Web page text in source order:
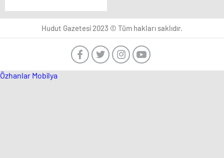
Hudut Gazetesi 2023 © Tüm hakları saklıdır.
Özhanlar Mobilya